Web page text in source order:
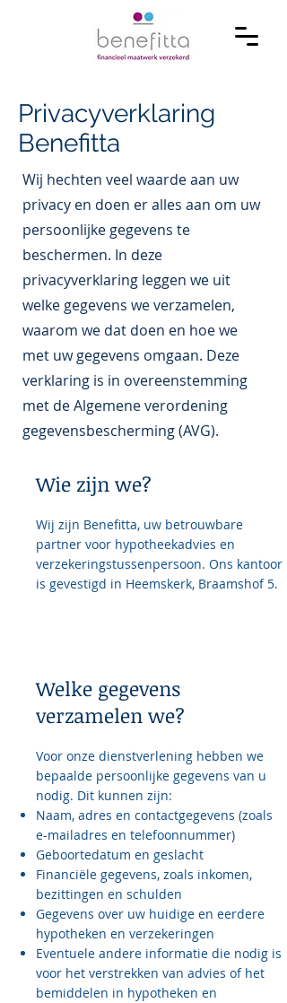
Privacyverklaring
Benefitta
Wij hechten veel waarde aan uw
privacy en doen er alles aan om uw
persoonlijke gegevens te
beschermen. In deze
privacyverklaring leggen we uit
welke gegevens we verzamelen,
waarom we dat doen en hoe we
met uw gegevens omgaan. Deze
verklaring is in overeenstemming
met de Algemene verordening
gegevensbescherming (AVG).
Wie zijn we?
Wij zijn Benefitta, uw betrouwbare
partner voor hypotheekadvies en
verzekeringstussenpersoon. Ons kantoor
is gevestigd in Heemskerk, Braamshof 5.
Welke gegevens
verzamelen we?
Voor onze dienstverlening hebben we
bepaalde persoonlijke gegevens van u
nodig. Dit kunnen zijn:
Naam, adres en contactgegevens (zoals
e-mailadres en telefoonnummer)
Geboortedatum en geslacht
Financiële gegevens, zoals inkomen,
bezittingen en schulden
Gegevens over uw huidige en eerdere
hypotheken en verzekeringen
Eventuele andere informatie die nodig is
voor het verstrekken van advies of het
bemiddelen in hypotheken en